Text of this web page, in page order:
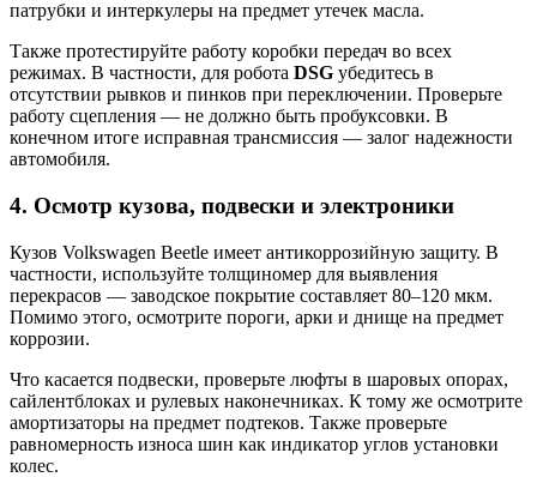
патрубки и интеркулеры на предмет утечек масла.
Также протестируйте работу коробки передач во всех
режимах. В частности, для робота DSG убедитесь в
отсутствии рывков и пинков при переключении. Проверьте
работу сцепления — не должно быть пробуксовки. В
конечном итоге исправная трансмиссия — залог надежности
автомобиля.
4. Осмотр кузова, подвески и электроники
Кузов Volkswagen Beetle имеет антикоррозийную защиту. В
частности, используйте толщиномер для выявления
перекрасов — заводское покрытие составляет 80–120 мкм.
Помимо этого, осмотрите пороги, арки и днище на предмет
коррозии.
Что касается подвески, проверьте люфты в шаровых опорах,
сайлентблоках и рулевых наконечниках. К тому же осмотрите
амортизаторы на предмет подтеков. Также проверьте
равномерность износа шин как индикатор углов установки
колес.